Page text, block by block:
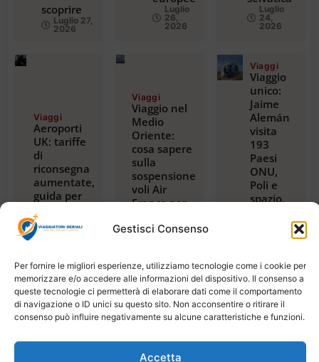
Gestisci Consenso
Per fornire le migliori esperienze, utilizziamo tecnologie come i cookie per
memorizzare e/o accedere alle informazioni del dispositivo. Il consenso a
queste tecnologie ci permetterà di elaborare dati come il comportamento
di navigazione o ID unici su questo sito. Non acconsentire o ritirare il
consenso può influire negativamente su alcune caratteristiche e funzioni.
Accetta
scoprire
Luglio 27,
2026
Luglio
26,
2026
Luglio
24,
2026
Viaggi
Aeroporti
UK: tariffe
di
riconsegna
aumentate,
guida per
2024
Luglio 23,
Viaggi
Viaggio nel
Medio
Oriente:
cosa sapere
sulla
sospensione
voli Air
France per
Dubai e
2026
Viaggi
Viaggio
unico:
Jaime
Alemán
visita
193
Paesi
ONU,
Poli e
spazio,
Tanzania
Luglio
21,
2026